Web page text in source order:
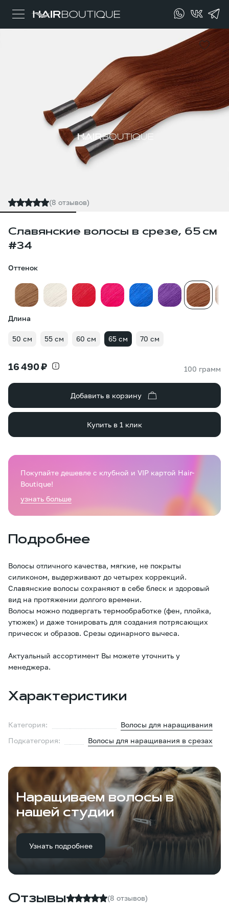
(8 отзывов)
Славянские волосы в срезе, 65 см
#34
Оттенок
Длина
50 см 55 см 60 см 65 см 70 см
16 490 ₽ 100 грамм
Добавить в корзину
Купить в 1 клик
Подробнее
Волосы отличного качества, мягкие, не покрыты
силиконом, выдерживают до четырех коррекций.
Славянские волосы сохраняют в себе блеск и здоровый
вид на протяжении долгого времени.
Волосы можно подвергать термообработке (фен, плойка,
утюжек) и даже тонировать для создания потрясающих
причесок и образов. Срезы одинарного вычеса.
Актуальный ассортимент Вы можете уточнить у
менеджера.
Характеристики
Категория:
Волосы для наращивания
Подкатегория:
Волосы для наращивания в срезах
Покупайте дешевле с клубной и VIP картой Hair-
Boutique!
узнать больше
Наращиваем волосы в
нашей студии
Узнать подробнее
Отзывы (8 отзывов)